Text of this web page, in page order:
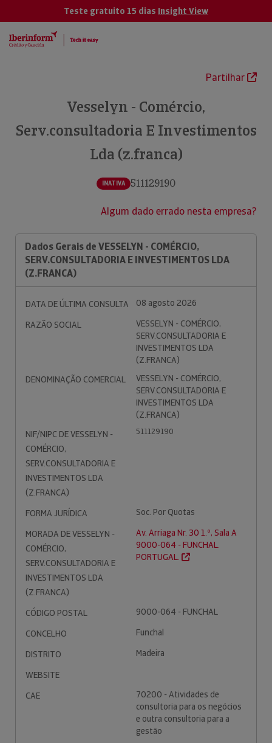
Teste gratuito 15 dias Insight View
Partilhar
Vesselyn - Comércio,
Serv.consultadoria E Investimentos
Lda (z.franca)
INATIVA 511129190
Algum dado errado nesta empresa?
Dados Gerais de VESSELYN - COMÉRCIO,
SERV.CONSULTADORIA E INVESTIMENTOS LDA
(Z.FRANCA)
DATA DE ÚLTIMA CONSULTA
08 agosto 2026
RAZÃO SOCIAL
VESSELYN - COMÉRCIO,
SERV.CONSULTADORIA E
INVESTIMENTOS LDA
(Z.FRANCA)
DENOMINAÇÃO COMERCIAL
VESSELYN - COMÉRCIO,
SERV.CONSULTADORIA E
INVESTIMENTOS LDA
(Z.FRANCA)
NIF/NIPC DE VESSELYN -
COMÉRCIO,
SERV.CONSULTADORIA E
INVESTIMENTOS LDA
(Z.FRANCA)
511129190
FORMA JURÍDICA
Soc. Por Quotas
MORADA DE VESSELYN -
COMÉRCIO,
SERV.CONSULTADORIA E
INVESTIMENTOS LDA
(Z.FRANCA)
Av. Arriaga Nr. 30 1.º, Sala A
9000-064 - FUNCHAL.
PORTUGAL.
CÓDIGO POSTAL
9000-064 - FUNCHAL
CONCELHO
Funchal
DISTRITO
Madeira
WEBSITE
CAE
70200 - Atividades de
consultoria para os negócios
e outra consultoria para a
gestão